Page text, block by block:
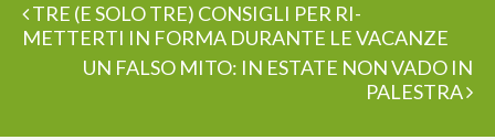
TRE (E SOLO TRE) CONSIGLI PER RI-
METTERTI IN FORMA DURANTE LE VACANZE
UN FALSO MITO: IN ESTATE NON VADO IN
PALESTRA